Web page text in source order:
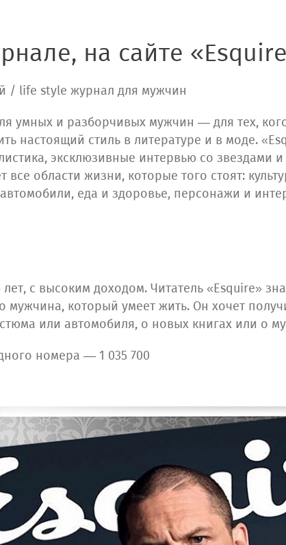
на сайте
/ life style журнал для мужчин
умных и разборчивых мужчин — для тех,
настоящий стиль в литературе и в моде.
эксклюзивные интервью со
области жизни, которые того стоят:
еда и здоровье, персонажи и
с высоким доходом. Читатель «Esquire»
мужчина, который умеет жить. Он хочет
или автомобиля, о новых книгах или о
номера — 1 035 700